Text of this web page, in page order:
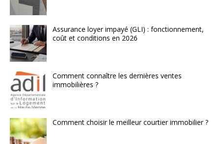
Assurance loyer impayé (GLI) : fonctionnement,
coût et conditions en 2026
Comment connaître les dernières ventes
immobilières ?
Comment choisir le meilleur courtier immobilier ?